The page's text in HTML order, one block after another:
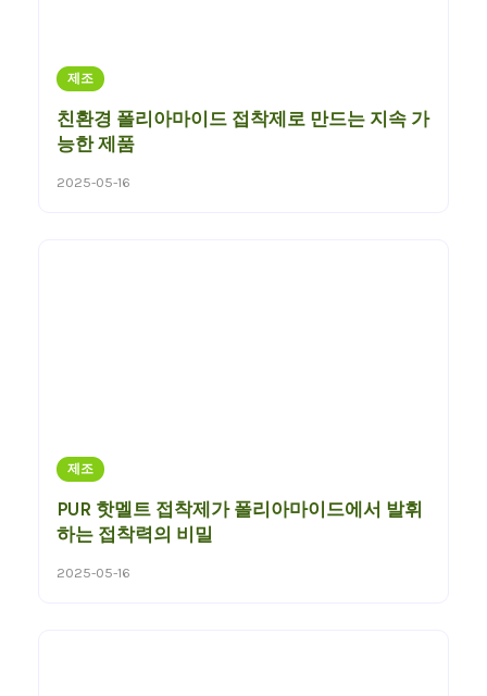
제조
친환경 폴리아마이드 접착제로 만드는 지속 가
능한 제품
2025-05-16
제조
PUR 핫멜트 접착제가 폴리아마이드에서 발휘
하는 접착력의 비밀
2025-05-16